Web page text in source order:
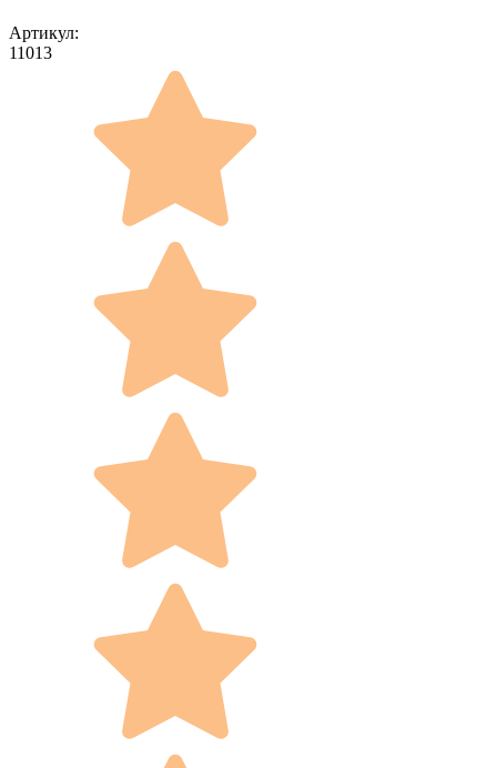
Артикул:
11013